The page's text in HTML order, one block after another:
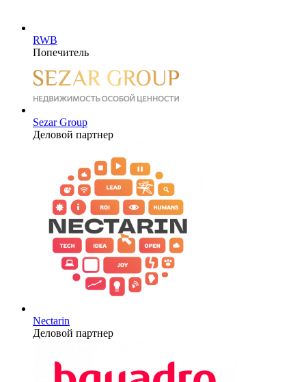
RWB
Попечитель
Sezar Group
Деловой партнер
Nectarin
Деловой партнер